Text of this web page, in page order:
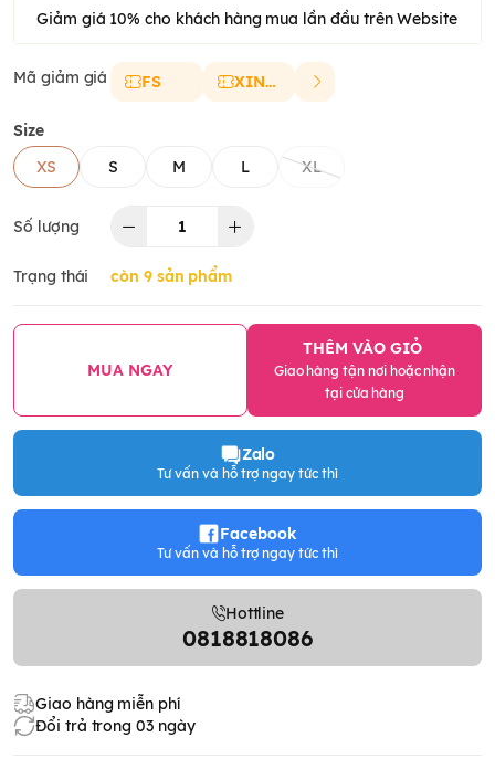
Giảm giá 10% cho khách hàng mua lần đầu trên Website
Mã giảm giá FS XINCHAO
Size
XS
S M L XL
Số lượng
Trạng thái còn 9 sản phẩm
MUA NGAY
THÊM VÀO GIỎ
Giao hàng tận nơi hoặc nhận
tại cửa hàng
Zalo
Tư vấn và hỗ trợ ngay tức thì
Facebook
Tư vấn và hỗ trợ ngay tức thì
Hottline
0818818086
Giao hàng miễn phí
Đổi trả trong 03 ngày